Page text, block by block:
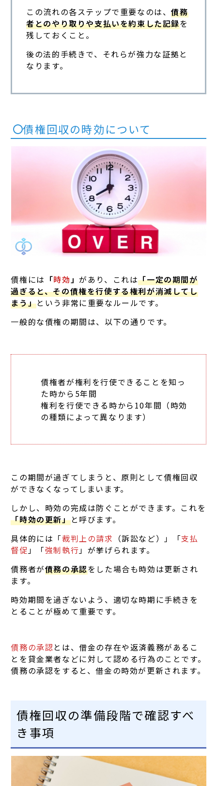
この流れの各ステップで重要なのは、債務
者とのやり取りや支払いを約束した記録を
残しておくこと。
後の法的手続きで、それらが強力な証拠と
なります。
債権回収の時効について
債権には 「時効」があり、これは「一定の期間が
過ぎると、その債権を行使する権利が消滅してし
まう」という非常に重要なルールです。
一般的な債権の期間は、以下の通りです。
債権者が権利を行使できることを知っ
た時から5年間
権利を行使できる時から10年間（時効
の種類によって異なります）
この期間が過ぎてしまうと、原則として債権回収
ができなくなってしまいます。
しかし、時効の完成は防ぐことができます。これを
「時効の更新」と呼びます。
具体的には「裁判上の請求 （訴訟など）」「支払
督促」「強制執行」が挙げられます。
債務者が債務の承認をした場合も時効は更新され
ます。
時効期間を過ぎないよう、適切な時期に手続きを
とることが極めて重要です。
債務の承認とは、借金の存在や返済義務があるこ
とを貸金業者などに対して認める行為のことです。
債務の承認をすると、借金の時効が更新されます。
債権回収の準備段階で確認すべ
き事項